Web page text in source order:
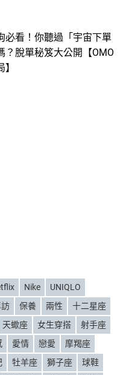
必看！你聽過「宇宙下單
？脫單秘笈大公開【OMO
Nike
UNIQLO
保養 兩性
十二星座
天蠍座 女生穿搭
射手座
愛情 戀愛
摩羯座
牡羊座 獅子座
球鞋